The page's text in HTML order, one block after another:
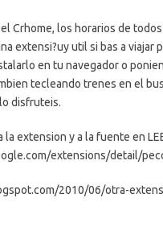
Crhome, los horarios de
extensi?uy util si bas a viajar
en tu navegador o
tecleando trenes en el
disfruteis.
la extension y a la fuente en
extensions/detail/
2010/06/otra-